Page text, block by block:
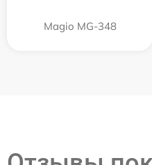
Magio MG-348